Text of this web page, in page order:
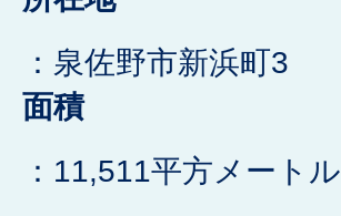
：泉佐野市新浜町3
面積
：11,511平方メートル